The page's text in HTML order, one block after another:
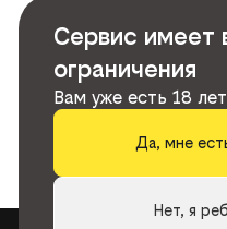
Сервис имеет
ограничения
Вам уже есть 18
Да, мне
Нет, я